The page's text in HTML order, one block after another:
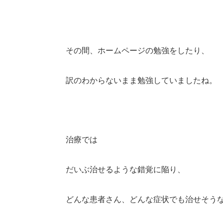
その間、ホームページの勉強をしたり、
訳のわからないまま勉強していましたね。
治療では
だいぶ治せるような錯覚に陥り、
どんな患者さん、どんな症状でも治せそう